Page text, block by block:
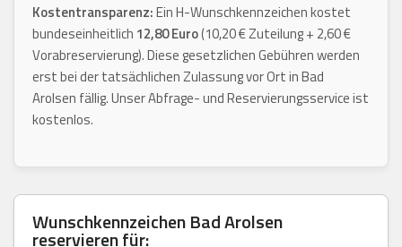
Kostentransparenz:Ein H-Wunschkennzeichen kostet
bundeseinheitlich 12,80 Euro(10,20 € Zuteilung + 2,60 €
Vorabreservierung). Diese gesetzlichen Gebühren werden
erst bei der tatsächlichen Zulassung vor Ort in Bad
Arolsen fällig. Unser Abfrage- und Reservierungsservice ist
kostenlos.
WunschkennzeichenBad Arolsen
reservieren für: